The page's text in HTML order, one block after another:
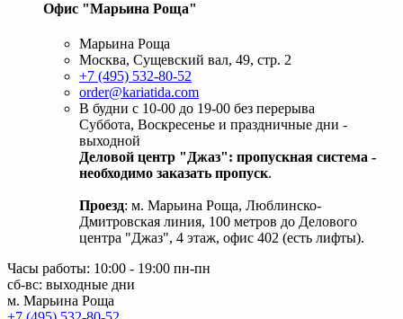
Офис "Марьина Роща"
Марьина Роща
Москва, Сущевский вал, 49, стр. 2
+7 (495) 532-80-52
order@kariatida.com
В будни с 10-00 до 19-00 без перерыва
Суббота, Воскресенье и праздничные дни -
выходной
Деловой центр "Джаз": пропускная система -
необходимо заказать пропуск.
Проезд: м. Марьина Роща, Люблинско-
Дмитровская линия, 100 метров до Делового
центра "Джаз", 4 этаж, офис 402 (есть лифты).
Часы работы: 10:00 - 19:00 пн-пн
сб-вс: выходные дни
м. Марьина Роща